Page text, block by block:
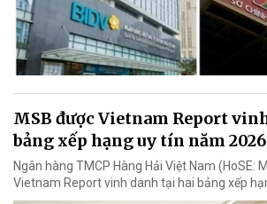
MSB được Vietnam Report
bảng xếp hạng uy tín năm 2026
Ngân hàng TMCP Hàng Hải Việt Nam (HoSE:
Vietnam Report vinh danh tại hai bảng xếp